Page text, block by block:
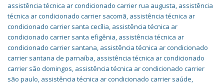
assistência técnica ar condicionado carrier rua augusta, assistência
técnica ar condicionado carrier sacomã, assistência técnica ar
condicionado carrier santa cecília, assistência técnica ar
condicionado carrier santa efigênia, assistência técnica ar
condicionado carrier santana, assistência técnica ar condicionado
carrier santana de parnaíba, assistência técnica ar condicionado
carrier são domingos, assistência técnica ar condicionado carrier
são paulo, assistência técnica ar condicionado carrier saúde,